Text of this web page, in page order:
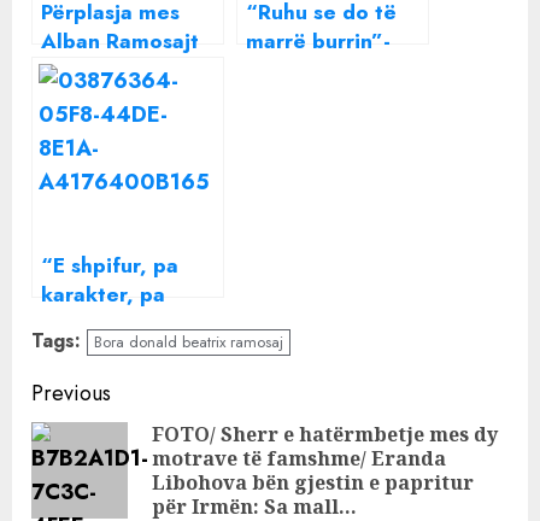
Përplasja mes
Alban Ramosajt
dhe Agim Doçit,
vjen reagimi i
parë i Beatrix: Me
njerëz si ti…
“Ruhu se do të
marrë burrin”-
“E shpifur, pa
karakter, pa
dinjitet”, fansat
“masakrojnë”
Borën pas
ribashkimit me
Donaldin: E ule
veten për famë
Tags: Bora donald beatrix ramosaj
Continue
Reading
Previous
FOTO/ Sherr e hatërmbetje mes dy
motrave të famshme/ Eranda
Libohova bën gjestin e papritur
për Irmën: Sa mall…